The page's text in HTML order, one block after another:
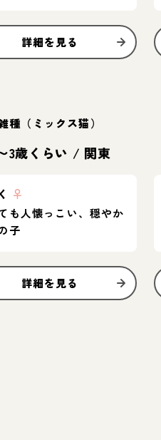
詳細を見る
種（ミックス猫）
3歳くらい / 関東
♀
も人懐っこい、穏やか
子
詳細を見る